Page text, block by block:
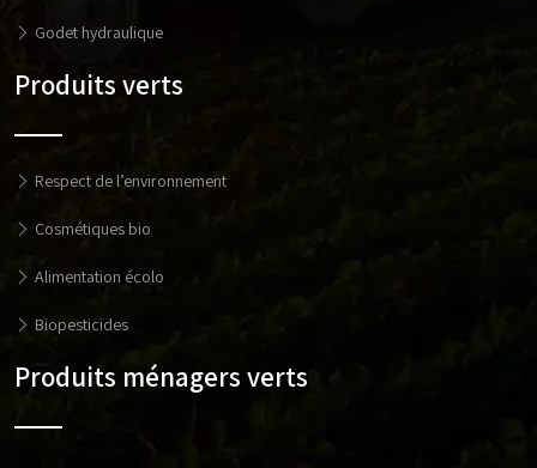
Godet hydraulique
Produits verts
Respect de l’environnement
Cosmétiques bio
Alimentation écolo
Biopesticides
Produits ménagers verts